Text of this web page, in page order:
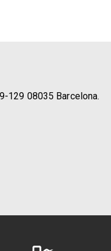
129 08035 Barcelona.